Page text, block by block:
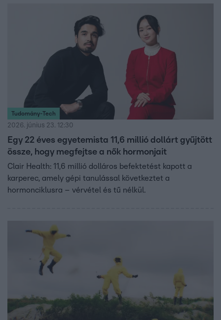
Tudomány-Tech
2026. június 23. 12:30
Egy 22 éves egyetemista 11,6 millió dollárt gyűjtött
össze, hogy megfejtse a nők hormonjait
Clair Health: 11,6 millió dolláros befektetést kapott a
karperec, amely gépi tanulással következtet a
hormonciklusra – vérvétel és tű nélkül.